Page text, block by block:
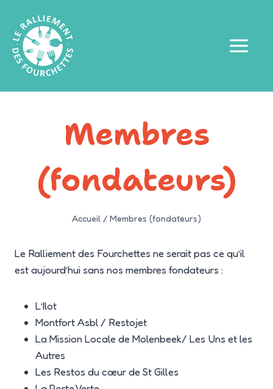
contenu
Membres
(fondateurs)
Accueil / Membres (fondateurs)
Le Ralliement des Fourchettes ne serait pas ce qu’il
est aujourd’hui sans nos membres fondateurs :
L’Ilot
Montfort Asbl / Restojet
La Mission Locale de Molenbeek/ Les Uns et les
Autres
Les Restos du cœur de St Gilles